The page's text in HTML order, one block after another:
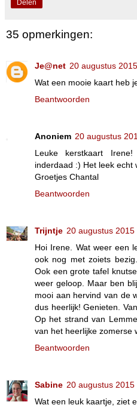
Delen
35 opmerkingen:
Je@net 20 augustus
Wat een mooie kaart heb
Beantwoorden
Anoniem 20 augustus
Leuke kerstkaart
inderdaad :) Het leek echt
Groetjes Chantal
Beantwoorden
Trijntje 20 augustus
Hoi Irene. Wat weer een
ook nog met zoiets
Ook een grote tafel
weer geloop. Maar ben
mooi aan hervind van de
dus heerlijk! Genieten.
Op het strand van
van het heerlijke zomerse
Beantwoorden
Sabine 20 augustus
Wat een leuk kaartje, ziet